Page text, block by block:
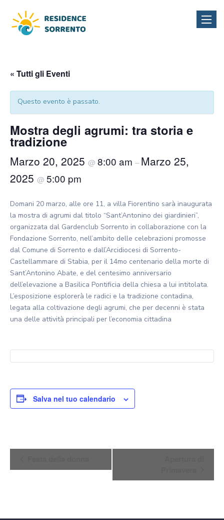
Toggle
« Tutti gli Eventi
Questo evento è passato.
Mostra degli agrumi: tra storia e
tradizione
Marzo 20, 2025 @ 8:00 am – Marzo 25,
2025 @ 5:00 pm
Domani 20 marzo, alle ore 11, a villa Fiorentino sarà inaugurata
la mostra di agrumi dal titolo “Sant’Antonino dei giardinieri”,
organizzata dal Gardenclub Sorrento in collaborazione con la
Fondazione Sorrento, nell’ambito delle celebrazioni promosse
dal Comune di Sorrento e dall’Arcidiocesi di Sorrento-
Castellammare di Stabia, per il 14mo centenario della morte di
Sant’Antonino Abate, e del centesimo anniversario
dell’elevazione a Basilica Pontificia della chiesa a lui intitolata.
L’esposizione esplorerà le radici e la tradizione contadina,
legata alla coltivazione degli agrumi, che per decenni è stata
una delle attività principali per l’economia cittadina
Salva nel tuo calendario
Navigazione